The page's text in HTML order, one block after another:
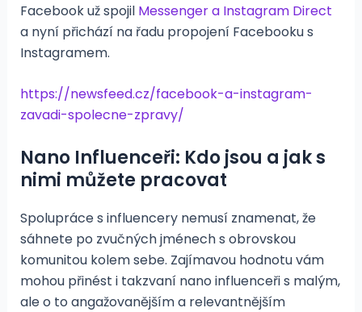
Facebook už spojil Messenger a Instagram Direct
a nyní přichází na řadu propojení Facebooku s
Instagramem.
https://newsfeed.cz/facebook-a-instagram-
zavadi-spolecne-zpravy/
Nano Influenceři: Kdo jsou a jak s
nimi můžete pracovat
Spolupráce s influencery nemusí znamenat, že
sáhnete po zvučných jménech s obrovskou
komunitou kolem sebe. Zajímavou hodnotu vám
mohou přinést i takzvaní nano influenceři s malým,
ale o to angažovanějším a relevantnějším